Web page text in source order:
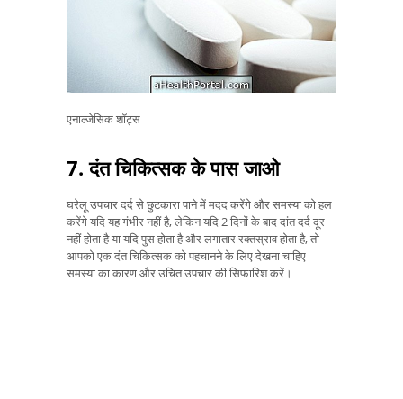
एनाल्जेसिक शॉट्स
7. दंत चिकित्सक के पास जाओ
घरेलू उपचार दर्द से छुटकारा पाने में मदद करेंगे और समस्या को हल
करेंगे यदि यह गंभीर नहीं है, लेकिन यदि 2 दिनों के बाद दांत दर्द दूर
नहीं होता है या यदि पुस होता है और लगातार रक्तस्राव होता है, तो
आपको एक दंत चिकित्सक को पहचानने के लिए देखना चाहिए
समस्या का कारण और उचित उपचार की सिफारिश करें।